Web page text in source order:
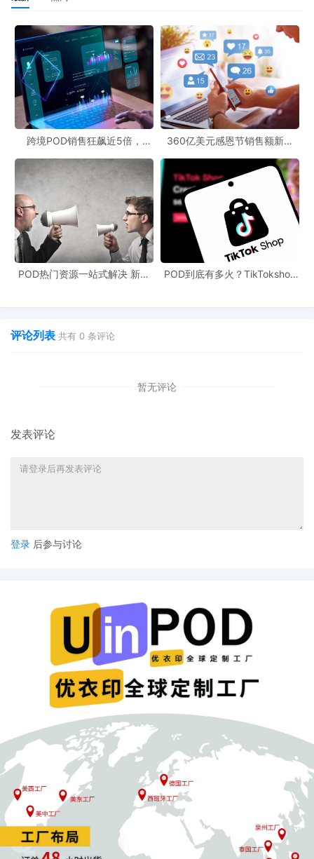
跨境POD销售狂飙近5倍，
360亿美元感恩节销售额新纪
新风潮！
POD热门资源一站式解决 新手
POD到底有多火？TikTokshop
评论列表 共有 0 条评论
暂无评论
发表评论
登录 后参与讨论